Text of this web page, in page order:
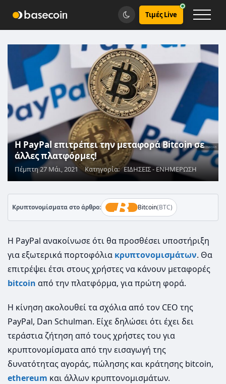
Τιμές Live
Η PayPal επιτρέπει την μεταφορά Bitcoin σε
άλλες πλατφόρμες!
Πέμπτη 27 Μάι, 2021 Κατηγορία: ΕΙΔΗΣΕΙΣ - ΕΝΗΜΕΡΩΣΗ
Κρυπτονομίσματα στο άρθρο: Bitcoin(BTC)
Η PayPal ανακοίνωσε ότι θα προσθέσει υποστήριξη
για εξωτερικά πορτοφόλια κρυπτονομισμάτων. Θα
επιτρέψει έτσι στους χρήστες να κάνουν μεταφορές
bitcoin από την πλατφόρμα, για πρώτη φορά.
Η κίνηση ακολουθεί τα σχόλια από τον CEO της
PayPal, Dan Schulman. Είχε δηλώσει ότι έχει δει
τεράστια ζήτηση από τους χρήστες του για
κρυπτονομίσματα από την εισαγωγή της
δυνατότητας αγοράς, πώλησης και κράτησης bitcoin,
ethereum και άλλων κρυπτονομισμάτων.